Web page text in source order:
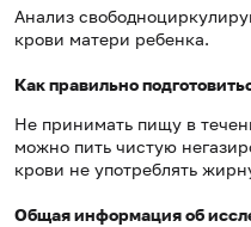
Анализ
крови матери ребенка.
Как правильно
Не принимать пищу в
можно пить чистую
крови не употреблять
Общая информация об